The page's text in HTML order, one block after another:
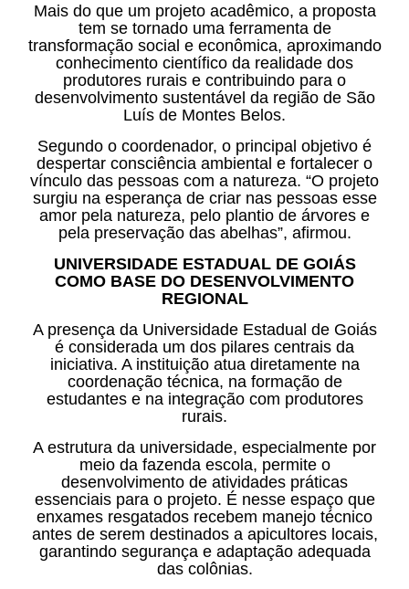
Mais do que um projeto acadêmico, a proposta
tem se tornado uma ferramenta de
transformação social e econômica, aproximando
conhecimento científico da realidade dos
produtores rurais e contribuindo para o
desenvolvimento sustentável da região de São
Luís de Montes Belos.
Segundo o coordenador, o principal objetivo é
despertar consciência ambiental e fortalecer o
vínculo das pessoas com a natureza. “O projeto
surgiu na esperança de criar nas pessoas esse
amor pela natureza, pelo plantio de árvores e
pela preservação das abelhas”, afirmou.
UNIVERSIDADE ESTADUAL DE GOIÁS
COMO BASE DO DESENVOLVIMENTO
REGIONAL
A presença da Universidade Estadual de Goiás
é considerada um dos pilares centrais da
iniciativa. A instituição atua diretamente na
coordenação técnica, na formação de
estudantes e na integração com produtores
rurais.
A estrutura da universidade, especialmente por
meio da fazenda escola, permite o
desenvolvimento de atividades práticas
essenciais para o projeto. É nesse espaço que
enxames resgatados recebem manejo técnico
antes de serem destinados a apicultores locais,
garantindo segurança e adaptação adequada
das colônias.